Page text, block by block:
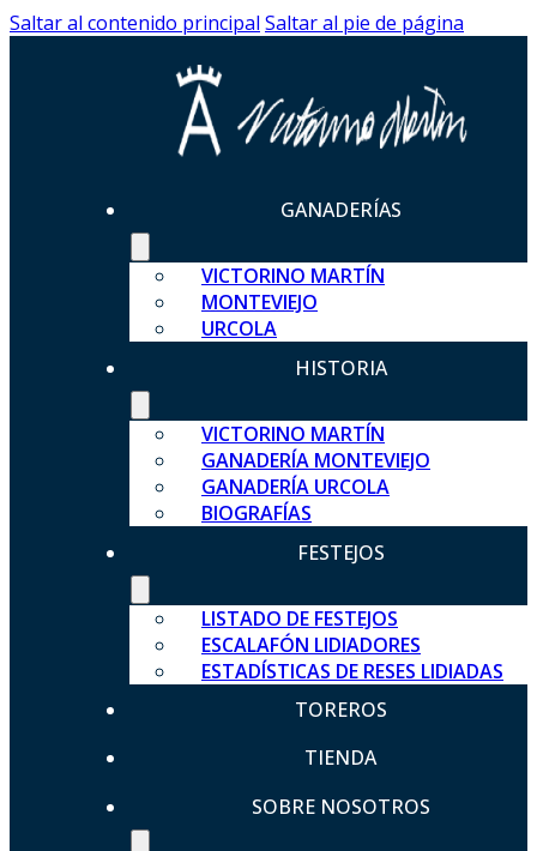
Saltar al contenido principal Saltar al pie de página
GANADERÍAS
VICTORINO MARTÍN
MONTEVIEJO
URCOLA
HISTORIA
VICTORINO MARTÍN
GANADERÍA MONTEVIEJO
GANADERÍA URCOLA
BIOGRAFÍAS
FESTEJOS
LISTADO DE FESTEJOS
ESCALAFÓN LIDIADORES
ESTADÍSTICAS DE RESES LIDIADAS
TOREROS
TIENDA
SOBRE NOSOTROS